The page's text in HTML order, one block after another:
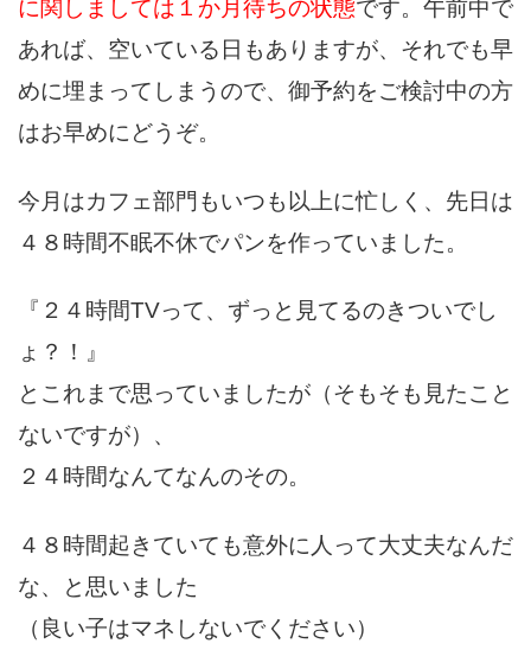
に関しましては１か月待ちの状態です。午前中で
あれば、空いている日もありますが、それでも早
めに埋まってしまうので、御予約をご検討中の方
はお早めにどうぞ。
今月はカフェ部門もいつも以上に忙しく、先日は
４８時間不眠不休でパンを作っていました。
『２４時間TVって、ずっと見てるのきついでし
ょ？！』
とこれまで思っていましたが（そもそも見たこと
ないですが）、
２４時間なんてなんのその。
４８時間起きていても意外に人って大丈夫なんだ
な、と思いました
（良い子はマネしないでください）